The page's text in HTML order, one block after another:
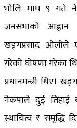
भोलि माघ ९ गते
जनसभाको आह्वान
खड्गप्रसाद ओलीले
गरेको घोषणा गरेका
प्रधानमन्त्री थिए।
नेकपाले दुई तिहाई
स्थायित्व र समृद्धि